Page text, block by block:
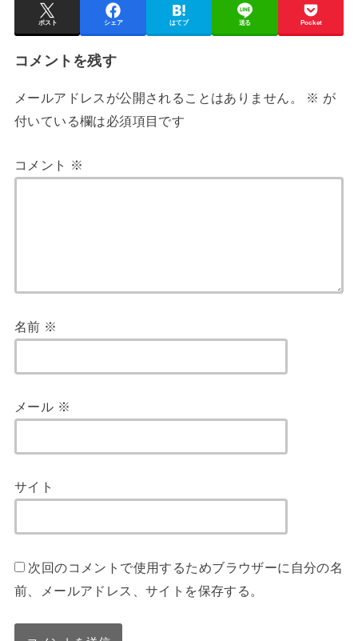
ポスト シェア はてブ 送る Pocket
コメントを残す
メールアドレスが公開されることはありません。 ※ が
付いている欄は必須項目です
コメント ※
名前 ※
メール ※
サイト
次回のコメントで使用するためブラウザーに自分の名
前、メールアドレス、サイトを保存する。